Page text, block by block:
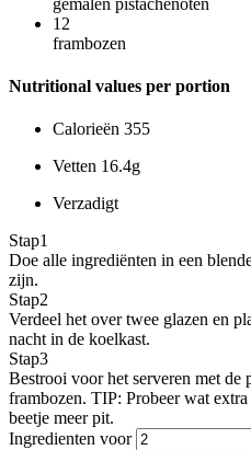
gemalen pistachenoten
12
frambozen
Nutritional values per portion
Calorieën 355
Vetten 16.4g
Verzadigt
Stap1
Doe alle ingrediënten in een
zijn.
Stap2
Verdeel het over twee glazen en
nacht in de koelkast.
Stap3
Bestrooi voor het serveren met de
frambozen. TIP: Probeer wat
beetje meer pit.
Ingredienten voor